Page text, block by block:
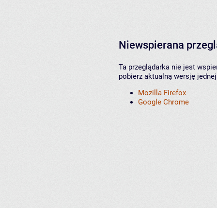
Niewspierana
Ta przeglądarka nie jest
pobierz aktualną wersję
Mozilla Firefox
Google Chrome